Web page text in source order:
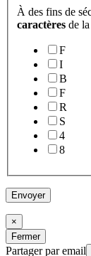
À des fins de
caractères de
F
I
B
F
R
S
4
8
Envoyer
×
Fermer
Partager par email